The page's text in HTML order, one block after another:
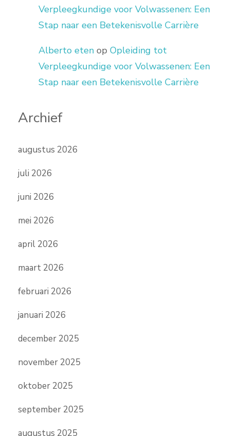
Verpleegkundige voor Volwassenen: Een
Stap naar een Betekenisvolle Carrière
Alberto eten op Opleiding tot
Verpleegkundige voor Volwassenen: Een
Stap naar een Betekenisvolle Carrière
Archief
augustus 2026
juli 2026
juni 2026
mei 2026
april 2026
maart 2026
februari 2026
januari 2026
december 2025
november 2025
oktober 2025
september 2025
augustus 2025